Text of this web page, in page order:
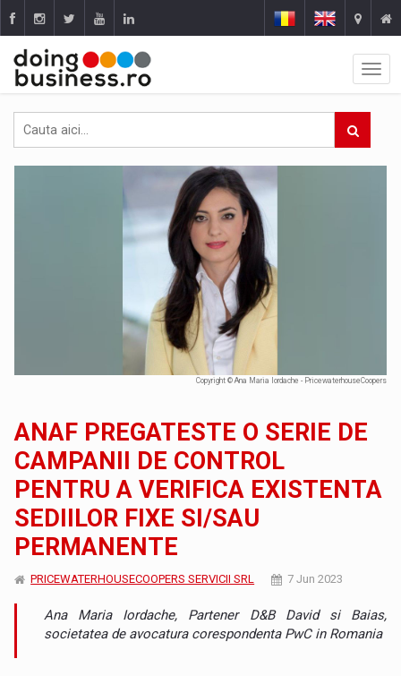
Copyright © Ana Maria Iordache - PricewaterhouseCoopers
ANAF PREGATESTE O SERIE DE
CAMPANII DE CONTROL
PENTRU A VERIFICA EXISTENTA
SEDIILOR FIXE SI/SAU
PERMANENTE
PRICEWATERHOUSECOOPERS SERVICII SRL 7 Jun 2023
Ana Maria Iordache, Partener D&B David si Baias,
societatea de avocatura corespondenta PwC in Romania